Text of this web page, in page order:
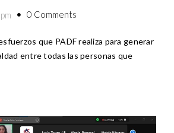
0 Comments
que PADF realiza para generar
entre todas las personas que